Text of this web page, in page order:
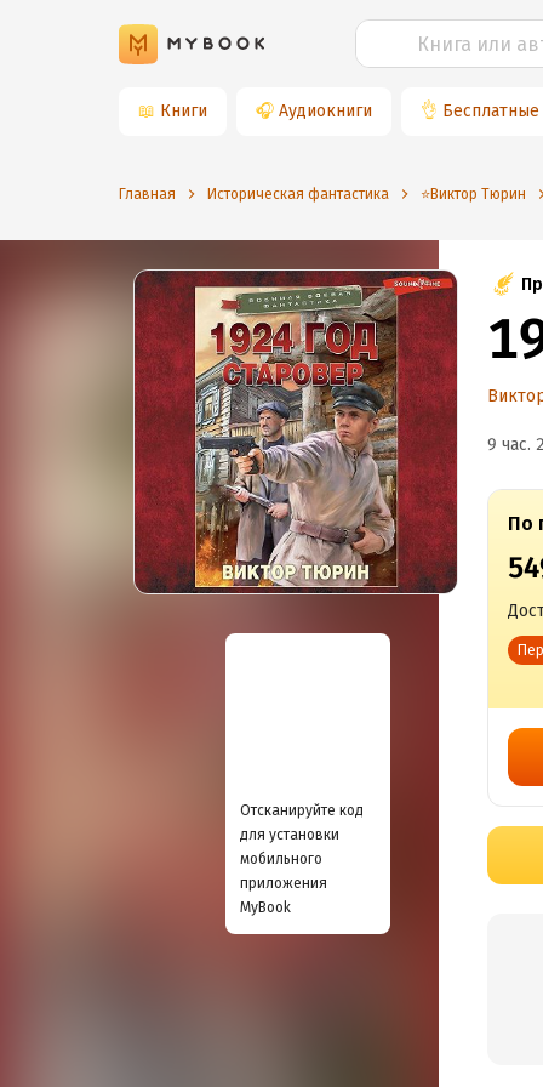
📖 Книги 🎧 Аудиокниги 👌 Бесплатные
Главная Историческая фантастика ⭐️Виктор Тюрин
Отсканируйте код
для установки
мобильного
приложения
MyBook
9 час.
По